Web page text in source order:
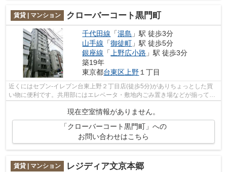
賃貸 | マンション クローバーコート黒門町
千代田線 「湯島 」駅 徒歩3分
山手線 「御徒町 」駅 徒歩5分
銀座線 「 上野広小路 」駅 徒歩3分
築19年
東京都台東区 上野 １丁目
近くにはセブン-イレブン台東上野２丁目店(徒歩5分)がありちょっとした買
い物に便利です。共用部にはエレベータ・敷地内ごみ置き場などが揃ってお
ります。空気の入れ替えができる風通...
現在空室情報がありません。
「クローバーコート黒門町」への
お問い合わせはこちら
賃貸 | マンション レジディア文京本郷